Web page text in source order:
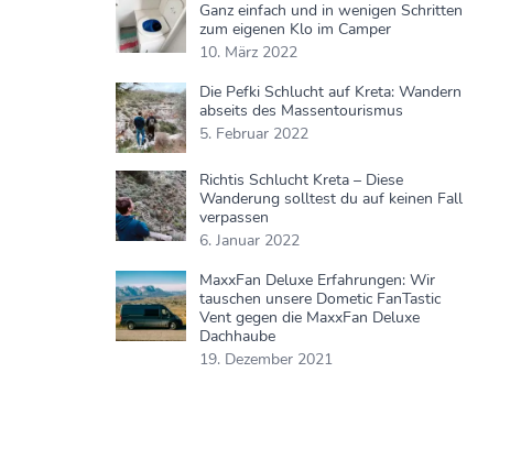
Ganz einfach und in wenigen Schritten
zum eigenen Klo im Camper
10. März 2022
Die Pefki Schlucht auf Kreta: Wandern
abseits des Massentourismus
5. Februar 2022
Richtis Schlucht Kreta – Diese
Wanderung solltest du auf keinen Fall
verpassen
6. Januar 2022
MaxxFan Deluxe Erfahrungen: Wir
tauschen unsere Dometic FanTastic
Vent gegen die MaxxFan Deluxe
Dachhaube
19. Dezember 2021